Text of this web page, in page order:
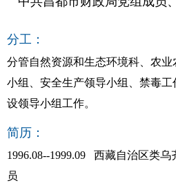
分工：
分管自然资源和生态环境科、农
小组、安全生产领导小组、禁毒
设领导小组工作。
简历：
1996.08--1999.09 西藏自治区类
员